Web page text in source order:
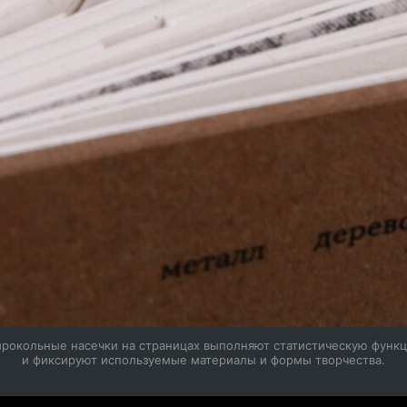
насечки на страницах выполняют статистическую
и фиксируют используемые материалы и формы творчества.